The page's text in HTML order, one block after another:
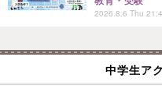
2026.8.6 Thu
中学生ア